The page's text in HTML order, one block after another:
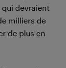
qui devraient
milliers de
de plus en